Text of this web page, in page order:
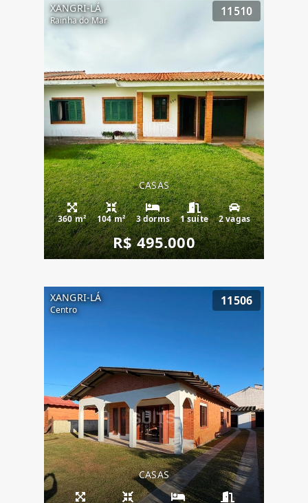
XANGRI-LÁ
Rainha do Mar
11510
CASAS
360 m² 104 m² 3 dorms 1 suíte 2 vagas
R$ 495.000
XANGRI-LÁ
Centro
11506
CASAS